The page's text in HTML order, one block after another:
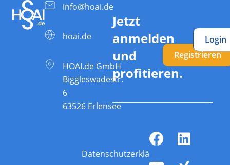
info@hoai.de
hoai.de
HOAI.de GmbH
Biggleswadestr.
6
63526 Erlensee
Jetzt
anmelden
und
profitieren.
Registrieren
Login
Datenschutzerklärung